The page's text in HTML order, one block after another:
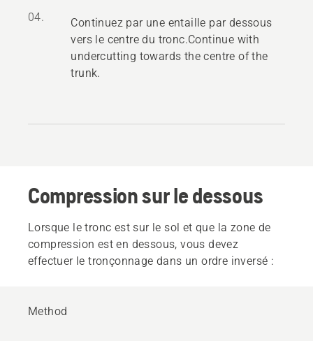
04.
Continuez par une entaille par dessous
vers le centre du tronc.Continue with
undercutting towards the centre of the
trunk.
Compression sur le dessous
Lorsque le tronc est sur le sol et que la zone de
compression est en dessous, vous devez
effectuer le tronçonnage dans un ordre inversé :
Method